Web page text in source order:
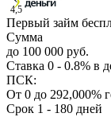
4,5
Первый займ
Сумма
до 100 000 руб.
Ставка 0 - 0.8% в
ПСК:
От 0 до 292,000%
Срок 1 - 180 дней